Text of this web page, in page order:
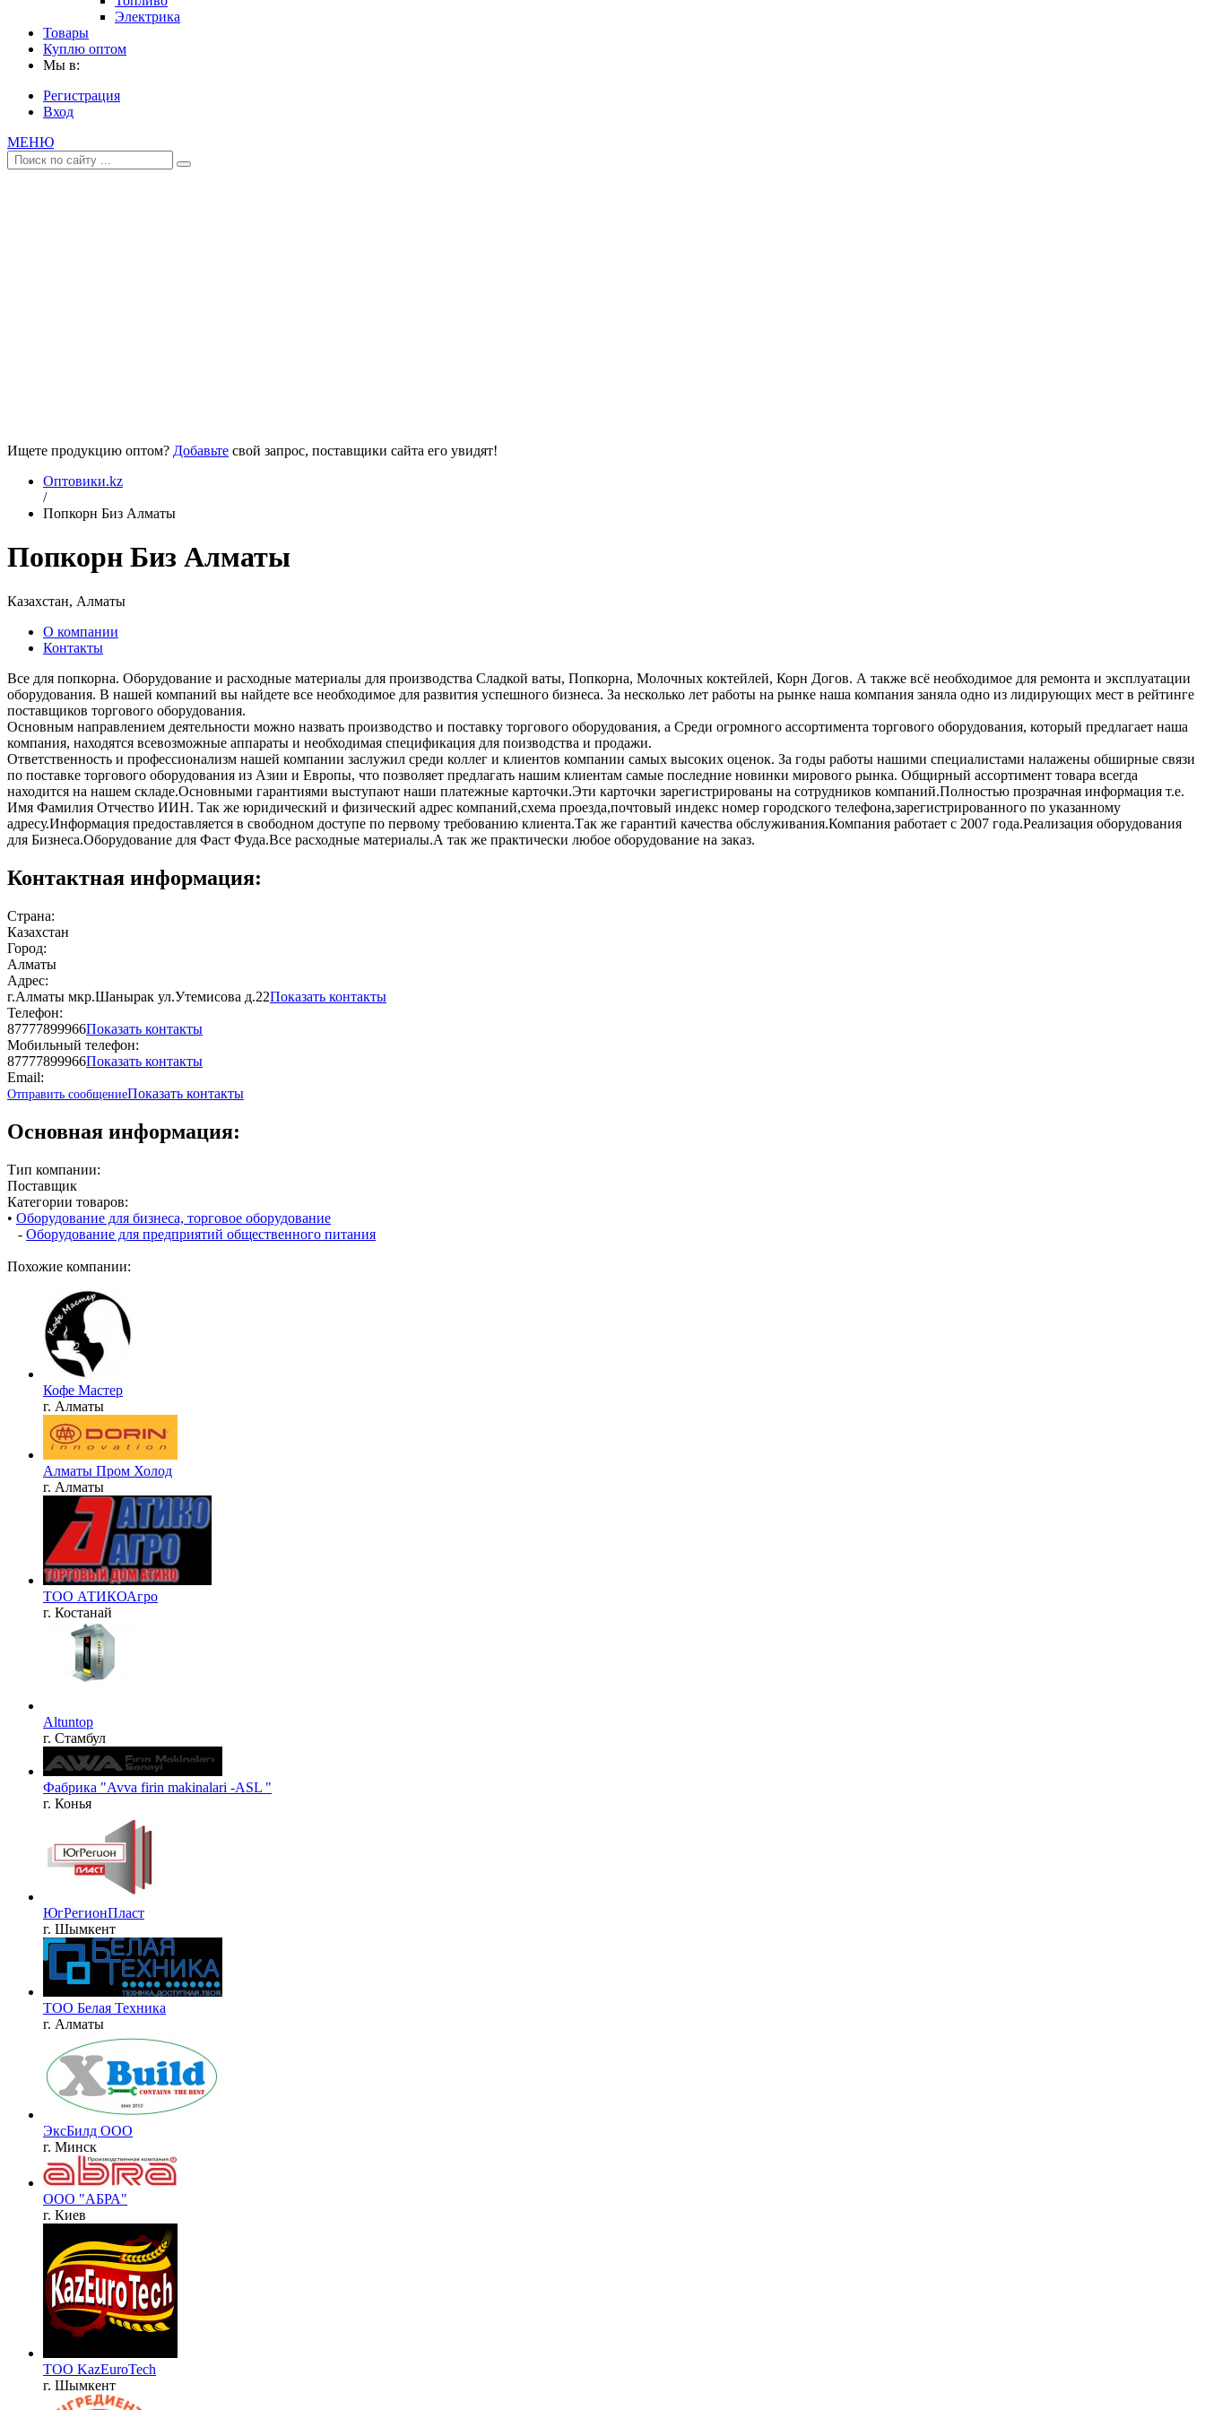
Электрика
Товары
Куплю оптом
Мы в:
Регистрация
Вход
МЕНЮ
Ищете продукцию оптом? Добавьте свой запрос, поставщики сайта его увидят!
Оптовики.kz
/
Попкорн Биз Алматы
Попкорн Биз Алматы
Казахстан, Алматы
О компании
Контакты
Все для попкорна. Оборудование и расходные материалы для производства Сладкой ваты, Попкорна, Молочных коктейлей, Корн Догов. А также всё необходимое для ремонта и эксплуатации
оборудования. В нашей компаний вы найдете все необходимое для развития успешного бизнеса. За несколько лет работы на рынке наша компания заняла одно из лидирующих мест в рейтинге
поставщиков торгового оборудования.
Основным направлением деятельности можно назвать производство и поставку торгового оборудования, а Среди огромного ассортимента торгового оборудования, который предлагает наша
компания, находятся всевозможные аппараты и необходимая спецификация для поизводства и продажи.
Ответственность и профессионализм нашей компании заслужил среди коллег и клиентов компании самых высоких оценок. За годы работы нашими специалистами налажены обширные связи
по поставке торгового оборудования из Азии и Европы, что позволяет предлагать нашим клиентам самые последние новинки мирового рынка. Общирный ассортимент товара всегда
находится на нашем складе.Основными гарантиями выступают наши платежные карточки.Эти карточки зарегистрированы на сотрудников компаний.Полностью прозрачная информация т.е.
Имя Фамилия Отчество ИИН. Так же юридический и физический адрес компаний,схема проезда,почтовый индекс номер городского телефона,зарегистрированного по указанному
адресу.Информация предоставляется в свободном доступе по первому требованию клиента.Так же гарантий качества обслуживания.Компания работает с 2007 года.Реализация оборудования
для Бизнеса.Оборудование для Фаст Фуда.Все расходные материалы.А так же практически любое оборудование на заказ.
Контактная информация:
Страна:
Казахстан
Город:
Алматы
Адрес:
г.Алматы мкр.Шанырак ул.Утемисова д.22Показать контакты
Телефон:
87777899966Показать контакты
Мобильный телефон:
87777899966Показать контакты
Email:
Отправить сообщениеПоказать контакты
Основная информация:
Тип компании:
Поставщик
Категории товаров:
• Оборудование для бизнеса, торговое оборудование
- Оборудование для предприятий общественного питания
Похожие компании:
Кофе Мастер
г. Алматы
Алматы Пром Холод
г. Алматы
ТОО АТИКОАгро
г. Костанай
Altuntop
г. Стамбул
Фабрика "Avva firin makinalari -ASL "
г. Конья
ЮгРегионПласт
г. Шымкент
ТОО Белая Техника
г. Алматы
ЭксБилд ООО
г. Минск
ООО "АБРА"
г. Киев
TOO KazEuroTech
г. Шымкент